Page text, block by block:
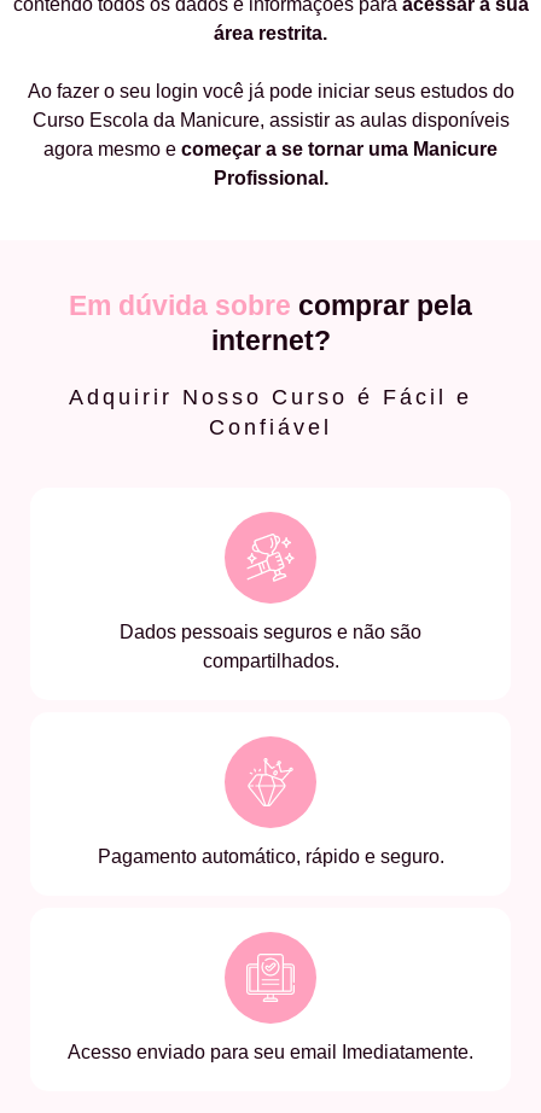
área restrita.
Ao fazer o seu login você já pode iniciar seus estudos do
Curso Escola da Manicure, assistir as aulas disponíveis
agora mesmo e começar a se tornar uma Manicure
Profissional.
Em dúvida sobre comprar pela
internet?
Adquirir Nosso Curso é Fácil e
Confiável
Dados pessoais seguros e não são
compartilhados.
Pagamento automático, rápido e seguro.
Acesso enviado para seu email Imediatamente.